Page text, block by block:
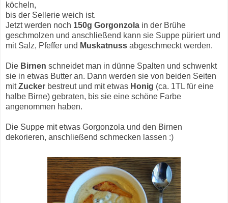
köcheln,
bis der Sellerie weich ist.
Jetzt werden noch 150g Gorgonzola in der Brühe
geschmolzen und anschließend kann sie Suppe püriert und
mit Salz, Pfeffer und Muskatnuss abgeschmeckt werden.
Die Birnen schneidet man in dünne Spalten und schwenkt
sie in etwas Butter an. Dann werden sie von beiden Seiten
mitZucker bestreut und mit etwas Honig (ca. 1TL für eine
halbe Birne) gebraten, bis sie eine schöne Farbe
angenommen haben.
Die Suppe mit etwas Gorgonzola und den Birnen
dekorieren, anschließend schmecken lassen :)